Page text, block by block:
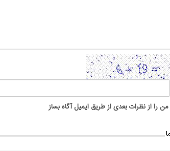
من را از نظرات بعدی از طریق ایمیل آگاه بساز